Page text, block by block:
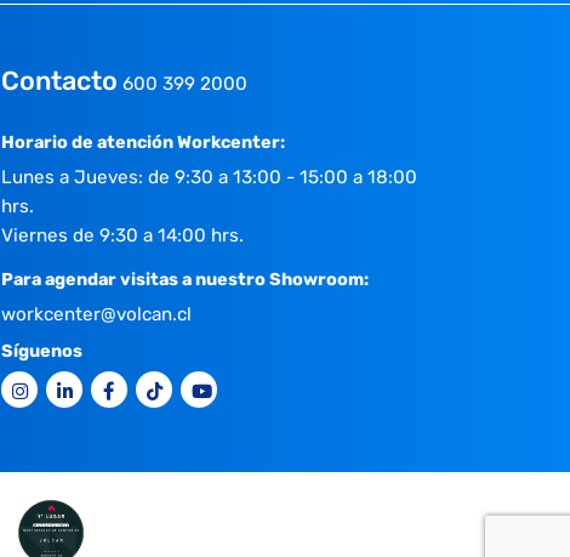
Contacto 600 399 2000
Horario de atención Workcenter:
Lunes a Jueves: de 9:30 a 13:00 - 15:00 a 18:00
hrs.
Viernes de 9:30 a 14:00 hrs.
Para agendar visitas a nuestro Showroom:
workcenter@volcan.cl
Síguenos